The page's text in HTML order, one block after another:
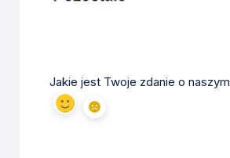
Jakie jest Twoje zdanie o